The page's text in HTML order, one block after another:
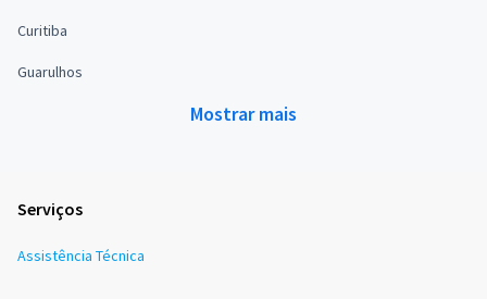
Curitiba
Guarulhos
Mostrar mais
Serviços
Assistência Técnica